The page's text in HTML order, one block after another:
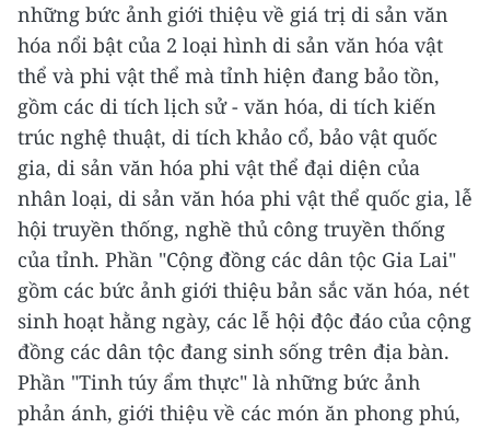
những bức ảnh giới thiệu về giá trị di sản văn
hóa nổi bật của 2 loại hình di sản văn hóa vật
thể và phi vật thể mà tỉnh hiện đang bảo tồn,
gồm các di tích lịch sử - văn hóa, di tích kiến
trúc nghệ thuật, di tích khảo cổ, bảo vật quốc
gia, di sản văn hóa phi vật thể đại diện của
nhân loại, di sản văn hóa phi vật thể quốc gia, lễ
hội truyền thống, nghề thủ công truyền thống
của tỉnh. Phần "Cộng đồng các dân tộc Gia Lai"
gồm các bức ảnh giới thiệu bản sắc văn hóa, nét
sinh hoạt hằng ngày, các lễ hội độc đáo của cộng
đồng các dân tộc đang sinh sống trên địa bàn.
Phần "Tinh túy ẩm thực" là những bức ảnh
phản ánh, giới thiệu về các món ăn phong phú,